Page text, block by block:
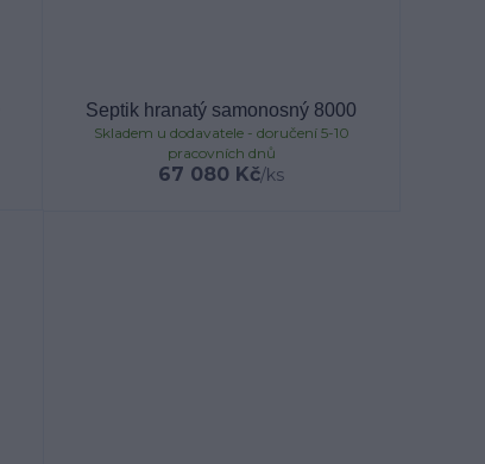
Septik hranatý samonosný 8000
67 080 Kč/ks
Skladem u dodavatele - doručení 5-10
pracovních dnů